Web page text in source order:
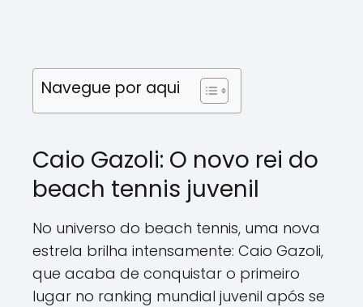
Navegue por aqui
Caio Gazoli: O novo rei do
beach tennis juvenil
No universo do beach tennis, uma nova
estrela brilha intensamente: Caio Gazoli,
que acaba de conquistar o primeiro
lugar no ranking mundial juvenil após se